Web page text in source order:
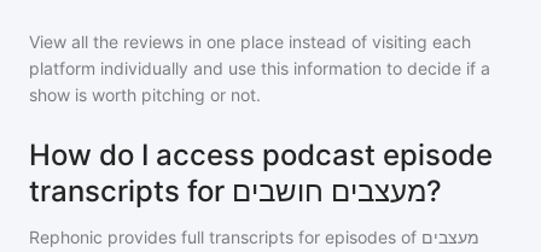
View all the reviews in one place instead of visiting each
platform individually and use this information to decide if a
show is worth pitching or not.
How do I access podcast episode
transcripts for מעצבים חושבים?
Rephonic provides full transcripts for episodes of מעצבים